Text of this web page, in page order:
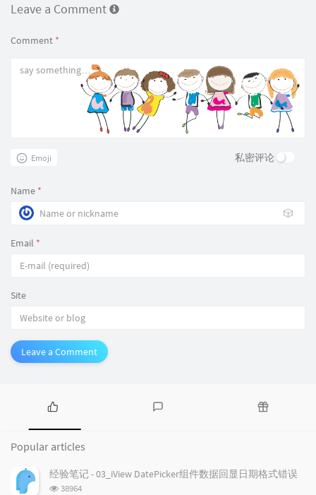
Leave a Comment
Comment *
Emoji 私密评论
Name *
🎲
Email *
Site
Leave a Comment
P
p
u
l
e
d
o
Popular articles
经验笔记 - 03_iView DatePicker组件数据回显日期格式错误
浏
38964